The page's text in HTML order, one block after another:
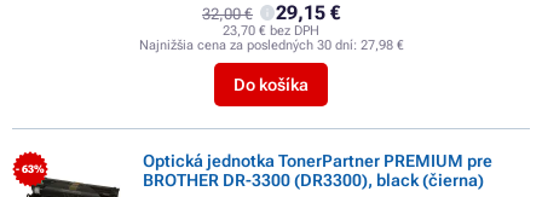
32,00 € 29,15 €
23,70 € bez DPH
Najnižšia cena za posledných 30 dní: 27,98 €
Do košíka
- 63%
Optická jednotka TonerPartner PREMIUM pre
BROTHER DR-3300 (DR3300), black (čierna)